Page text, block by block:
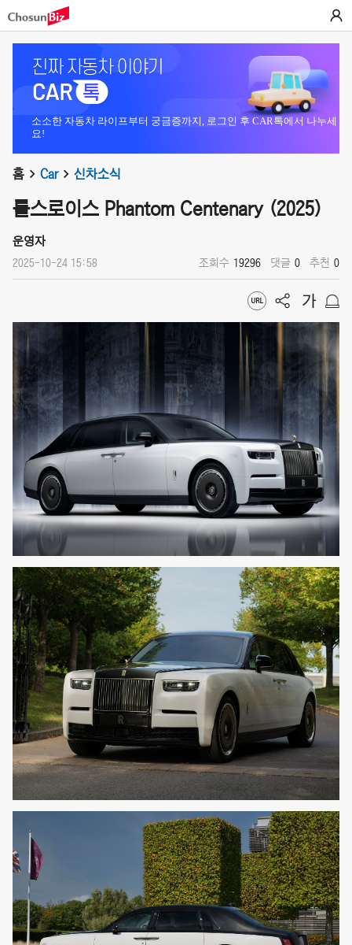
소소한 자동차 라이프부터 궁금증까지, 로그인 후 CAR톡에서 나누세
요!
홈 Car 신차소식
롤스로이스 Phantom Centenary (2025)
운영자
2025-10-24 15:58 조회수 19296 댓글 0 추천 0